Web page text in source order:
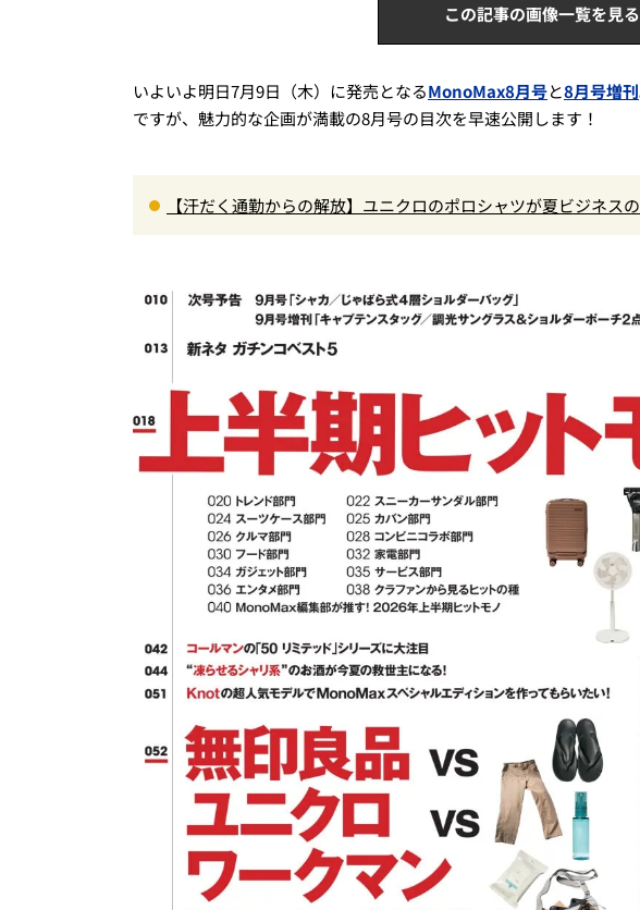
この記事の画像一覧を見る
いよいよ明日7月9日（木）に発売となるMonoMax8月号と8月号増刊
ですが、魅力的な企画が満載の8月号の目次を早速公開します！
【汗だく通勤からの解放】ユニクロのポロシャツが夏ビジネス